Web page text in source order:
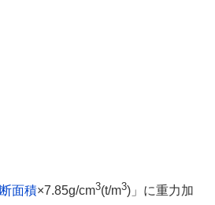
断面積×7.85g/cm3(t/m3)」に重力加